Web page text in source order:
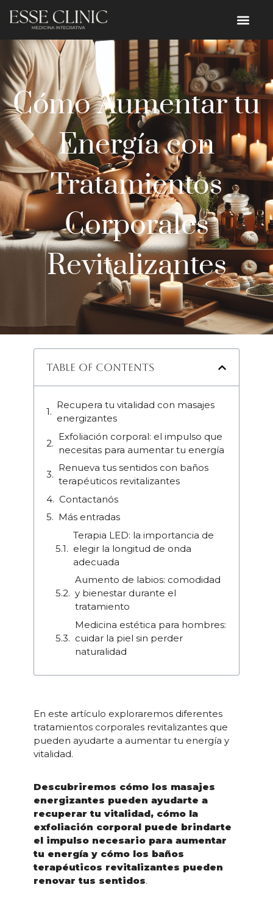
Cómo Aumentar tu
Energía con
Tratamientos
Corporales
Revitalizantes
Table of Contents
Recupera tu vitalidad con masajes
energizantes
Exfoliación corporal: el impulso que
necesitas para aumentar tu energía
Renueva tus sentidos con baños
terapéuticos revitalizantes
Contactanós
Más entradas
Terapia LED: la importancia de
elegir la longitud de onda
adecuada
Aumento de labios: comodidad
y bienestar durante el
tratamiento
Medicina estética para hombres:
cuidar la piel sin perder
naturalidad
En este artículo exploraremos diferentes
tratamientos corporales revitalizantes que
pueden ayudarte a aumentar tu energía y
vitalidad.
Descubriremos cómo los masajes
energizantes pueden ayudarte a
recuperar tu vitalidad, cómo la
exfoliación corporal puede brindarte
el impulso necesario para aumentar
tu energía y cómo los baños
terapéuticos revitalizantes pueden
renovar tus sentidos.